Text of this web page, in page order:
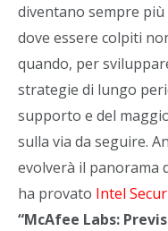
diventano sempre
dove essere colpiti
quando, per
strategie di lungo
supporto e del
sulla via da seguire.
evolverà il panorama
ha provato Intel
“McAfee Labs: